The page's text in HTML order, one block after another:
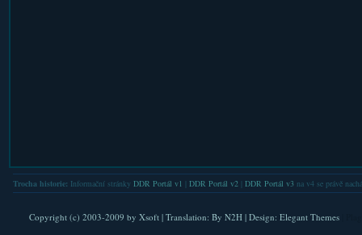
Trocha historie: Informační stránky DDR Portál v1 DDR Portál v2| DDR Portál v3na v4 se právě
Copyright (c) 2003-2009 by Xsoft| Translation: By N2H| Design: Elegant Themes